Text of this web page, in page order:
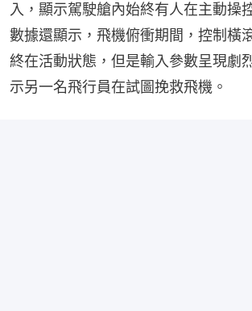
入，顯示駕駛艙內始終有人在主動操
數據還顯示，飛機俯衝期間，控制橫
終在活動狀態，但是輸入參數呈現劇
示另一名飛行員在試圖挽救飛機。